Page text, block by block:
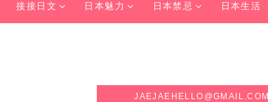
接接日文 日本魅力 日本禁忌 日本生活
JAEJAEHELLO@GMAIL.COM